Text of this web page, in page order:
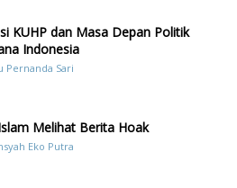
KUHP dan Masa Depan Politik
Indonesia
Pernanda Sari
Melihat Berita Hoak
Eko Putra